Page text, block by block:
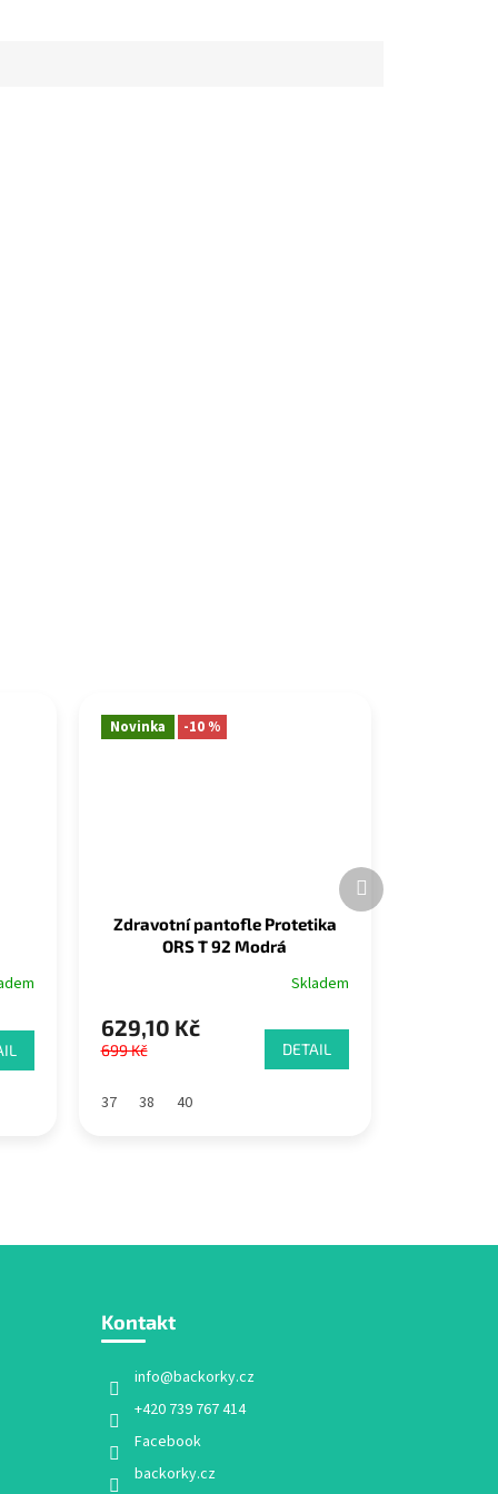
Novinka -10 %
Zdravotní pantofle Protetika
ORS T 92 Modrá
Skladem
629,10 Kč
699 Kč DETAIL
37 38 40
Další
produkt
Kontakt
info@backorky.cz
+420 739 767 414
Facebook
backorky.cz